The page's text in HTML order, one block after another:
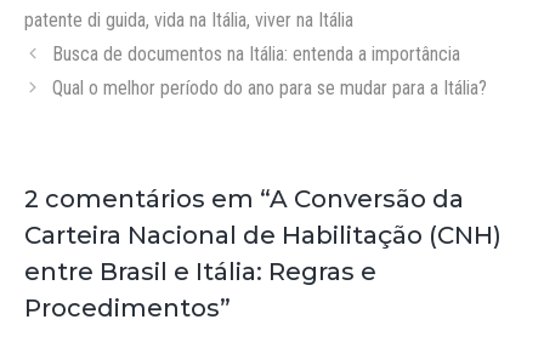
patente di guida, vida na Itália, viver na Itália
Busca de documentos na Itália: entenda a importância
Qual o melhor período do ano para se mudar para a Itália?
2 comentários em “A Conversão da
Carteira Nacional de Habilitação (CNH)
entre Brasil e Itália: Regras e
Procedimentos”